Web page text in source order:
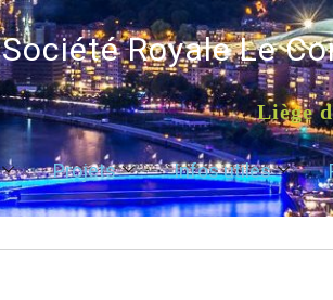
Société Royale Le
Liège
Projets Infos utiles